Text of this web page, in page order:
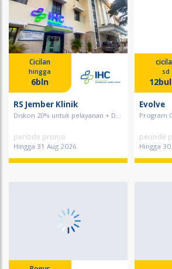
Cicilan
hingga
6bln
RS Jember Klinik
Diskon 20% untuk pelayanan + D...
periode promo
Hingga 31 Aug 2026
sd
Evolve
Program
periode
Hingga